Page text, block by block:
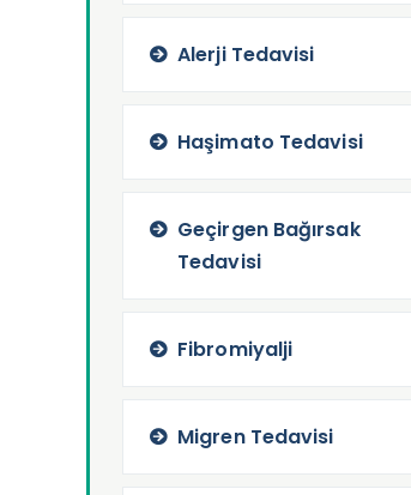
Alerji Tedavisi
Haşimato Tedavisi
Geçirgen Bağırsak
Tedavisi
Fibromiyalji
Migren Tedavisi